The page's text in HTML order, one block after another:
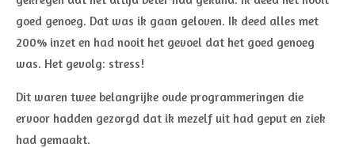
goed genoeg. Dat was ik gaan geloven. Ik deed alles met
200% inzet en had nooit het gevoel dat het goed genoeg
was. Het gevolg: stress!
Dit waren twee belangrijke oude programmeringen die
ervoor hadden gezorgd dat ik mezelf uit had geput en ziek
had gemaakt.